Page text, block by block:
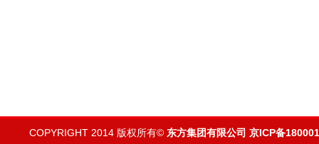
COPYRIGHT 2014 版权所有© 东方集团有限公司 京ICP备